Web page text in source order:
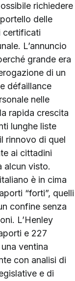
richiedere
delle
certificati
L’annuncio
grande era
di un
défaillance
nelle
rapida crescita
lunghe liste
rinnovo di quel
ai cittadini
alcun visto.
è in cima
“forti”, quelli
confine senza
L’Henley
e 227
ventina
con analisi di
e di